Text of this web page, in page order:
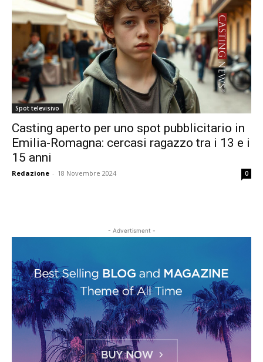
Spot televisivo
Casting aperto per uno spot pubblicitario in
Emilia-Romagna: cercasi ragazzo tra i 13 e i
15 anni
Redazione - 18 Novembre 2024 0
- Advertisment -